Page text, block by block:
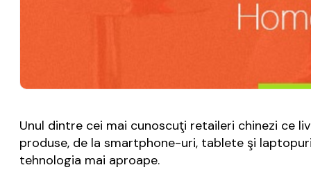
Unul dintre cei mai cunoscuţi retaileri chinezi ce
produse, de la smartphone-uri, tablete şi
tehnologia mai aproape.